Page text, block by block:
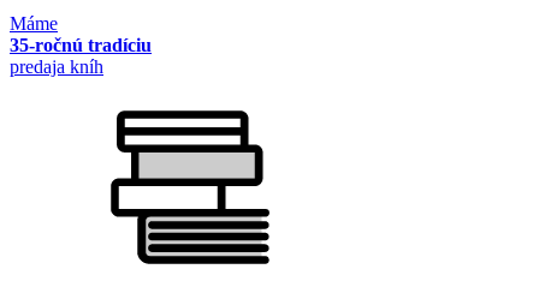
Máme
35-ročnú tradíciu
predaja kníh